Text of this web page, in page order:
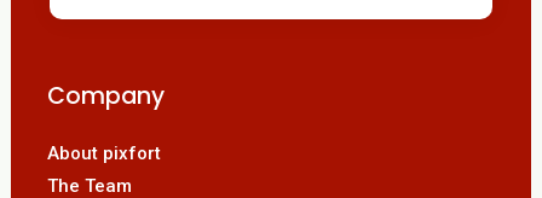
Company
About pixfort
The Team